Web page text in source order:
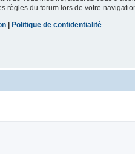
règles du forum lors de votre
| Politique de confidentialité